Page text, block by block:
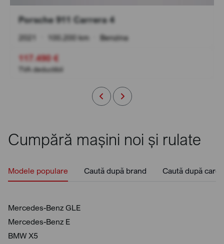
Porsche 911 Carrera 4
2021 100.200 km Benzina
117.490 €
TVA deductibil
Cumpără mașini noi și rulate
Modele populare Caută după brand Caută după
Mercedes-Benz GLE
Mercedes-Benz E
BMW X5